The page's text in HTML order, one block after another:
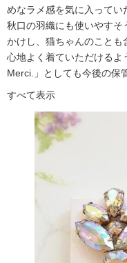
めなラメ感を気に入って
秋口の羽織にも使いやすそ
かけし、猫ちゃんのことも
心地よく着ていただけるよ
Merci.」としても今後の保
すべて表示